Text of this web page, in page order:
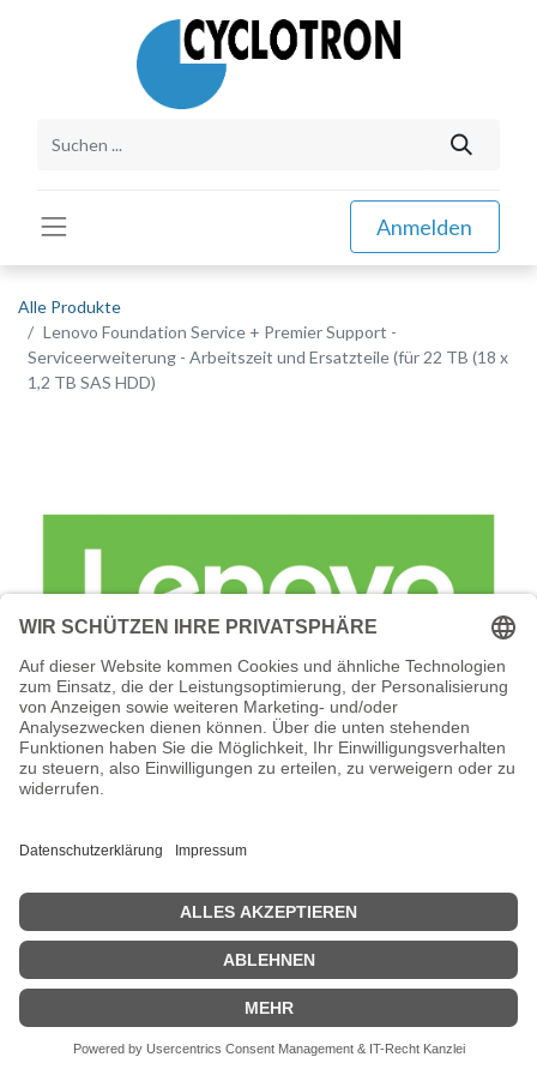
Anmelden
Alle Produkte
Lenovo Foundation Service + Premier Support -
Serviceerweiterung - Arbeitszeit und Ersatzteile (für 22 TB (18 x
1,2 TB SAS HDD)
Lenovo Foundation Service + Premier
Support - Serviceerweiterung -
Arbeitszeit und Ersatzteile (für 22 TB (18
x 1,2 TB SAS HDD)
Lenovo Foundation Service + Premier Support -